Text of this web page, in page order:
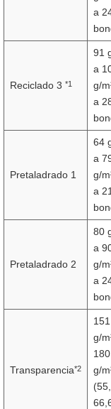
a
Reciclado 3 *1
91
a
g/
a
Pretaladrado 1
64
a
g/
a
Pretaladrado 2
80
a
g/
a
Transparencia*2
151
g/
180
g/